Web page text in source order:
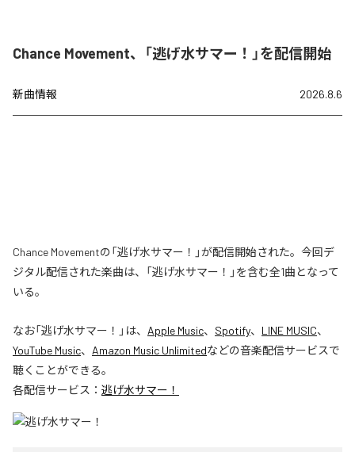
Chance Movement、「逃げ水サマー！」を配信開始
新曲情報 2026.8.6
Chance Movementの「逃げ水サマー！」が配信開始された。今回デ
ジタル配信された楽曲は、「逃げ水サマー！」を含む全1曲となって
いる。
なお「逃げ水サマー！ 」は、 Apple Music、 Spotify、 LINE MUSIC、
YouTube Music、 Amazon Music Unlimitedなどの音楽配信サービスで
聴くことができる。
各配信サービス： 逃げ水サマー！